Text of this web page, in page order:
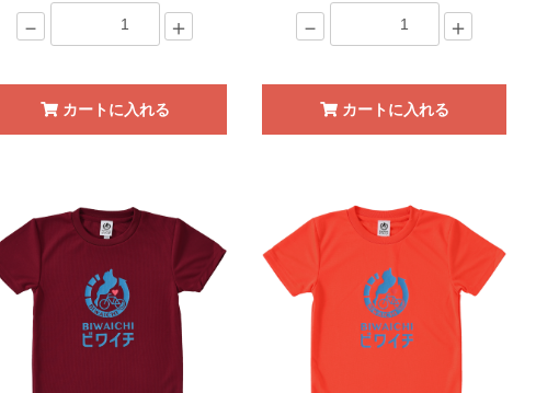
－ ＋
カートに入れる
－ ＋
カートに入れる